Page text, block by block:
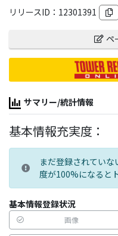
リリースID： 12301391
ペ
サマリー/統計情報
基本情報充実度：
まだ登録されてい
度が100%になると
基本情報登録状況
画像